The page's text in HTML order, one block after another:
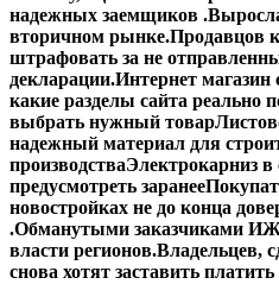
надежных заемщиков .
вторичном рынке.Продавцов
штрафовать за не
декларации.Интернет магазин
какие разделы сайта реально
выбрать нужный товар
надежный материал для
производстваЭлектрокарниз
предусмотреть заранее
новостройках не до конца
.Обманутыми заказчиками
власти регионов.Владельцев,
снова хотят заставить